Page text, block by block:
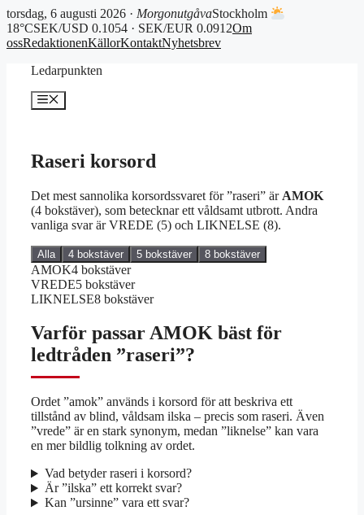
torsdag, 6 augusti 2026 · MorgonutgåvaStockholm
18°CSEK/USD 0.1054 · SEK/EUR 0.0912Om
ossRedaktionenKällorKontaktNyhetsbrev
Ledarpunkten
Meny
Raseri korsord
Det mest sannolika korsordssvaret för ”raseri” är AMOK
(4 bokstäver), som betecknar ett våldsamt utbrott. Andra
vanliga svar är VREDE (5) och LIKNELSE (8).
Alla 4 bokstäver 5 bokstäver 8 bokstäver
AMOK4 bokstäver
VREDE5 bokstäver
LIKNELSE8 bokstäver
Varför passar AMOK bäst för
ledtråden ”raseri”?
Ordet ”amok” används i korsord för att beskriva ett
tillstånd av blind, våldsam ilska – precis som raseri. Även
”vrede” är en stark synonym, medan ”liknelse” kan vara
en mer bildlig tolkning av ordet.
Vad betyder raseri i korsord?
Är ”ilska” ett korrekt svar?
Kan ”ursinne” vara ett svar?